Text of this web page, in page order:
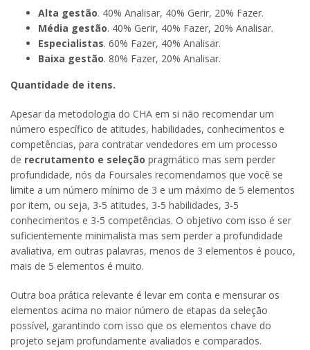
Alta gestão. 40% Analisar, 40% Gerir, 20% Fazer.
Média gestão. 40% Gerir, 40% Fazer, 20% Analisar.
Especialistas. 60% Fazer, 40% Analisar.
Baixa gestão. 80% Fazer, 20% Analisar.
Quantidade de itens.
Apesar da metodologia do CHA em si não recomendar um
número específico de atitudes, habilidades, conhecimentos e
competências, para contratar vendedores em um processo
de recrutamento e seleção pragmático mas sem perder
profundidade, nós da Foursales recomendamos que você se
limite a um número mínimo de 3 e um máximo de 5 elementos
por item, ou seja, 3-5 atitudes, 3-5 habilidades, 3-5
conhecimentos e 3-5 competências. O objetivo com isso é ser
suficientemente minimalista mas sem perder a profundidade
avaliativa, em outras palavras, menos de 3 elementos é pouco,
mais de 5 elementos é muito.
Outra boa prática relevante é levar em conta e mensurar os
elementos acima no maior número de etapas da seleção
possível, garantindo com isso que os elementos chave do
projeto sejam profundamente avaliados e comparados.